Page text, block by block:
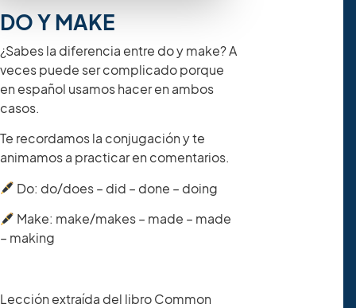
DO Y MAKE
¿Sabes la diferencia entre do y make? A
veces puede ser complicado porque
en español usamos hacer en ambos
casos.
Te recordamos la conjugación y te
animamos a practicar en comentarios.
Do: do/does – did – done – doing
Make: make/makes – made – made
– making
Lección extraída del libro Common